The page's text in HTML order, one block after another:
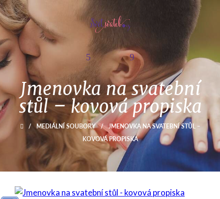
Jmenovka na svatební
stůl – kovová propiska
/ MEDIÁLNÍ SOUBORY / JMENOVKA NA SVATEBNÍ STŮL –
KOVOVÁ PROPISKA